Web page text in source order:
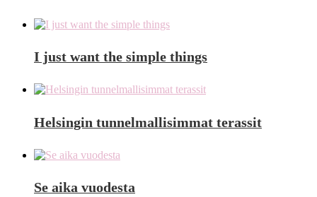
I just want the simple things
Helsingin tunnelmallisimmat terassit
Se aika vuodesta